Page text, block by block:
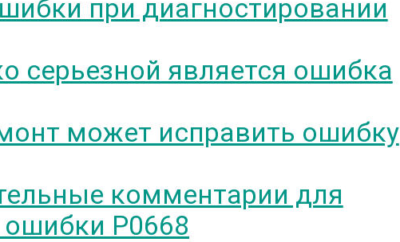
при диагностировании
серьезной является ошибка
может исправить ошибку
комментарии для
ошибки P0668